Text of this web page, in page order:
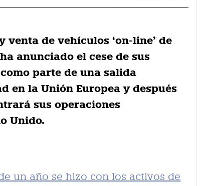
venta de vehículos ‘on-line’ de
anunciado el cese de sus
parte de una salida
en la Unión Europea y después
sus operaciones
Unido.
un año se hizo con los activos de